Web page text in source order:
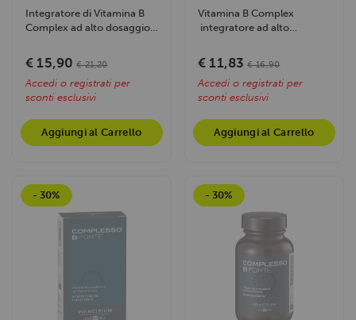
Integratore di Vitamina B
Complex ad alto dosaggio,
metabolismo e...
€ 15,90 € 21,20
Accedi o registrati per
sconti esclusivi
Aggiungi al Carrello
Vitamina B Complex
integratore ad alto
l'intero spettro...
€ 11,83 € 16,90
Accedi o registrati per
sconti esclusivi
Aggiungi al Carrello
- 30% - 30%